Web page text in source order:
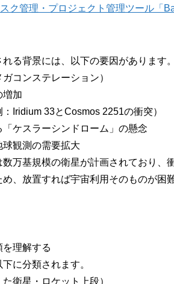
ク管理・プロジェクト管理ツール「
る背景には、以下の要因があります。
コンステレーション）
増加
Iridium 33とCosmos 2251の衝突）
「ケスラーシンドローム」の懸念
球観測の需要拡大
万基規模の衛星が計画されており、
、放置すれば宇宙利用そのものが困
を理解する
に分類されます。
衛星・ロケット上段）